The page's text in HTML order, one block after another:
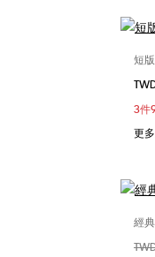
短
3件
更
經
價